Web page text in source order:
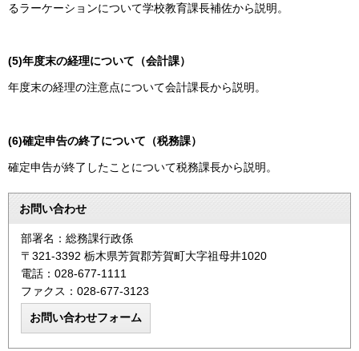
るラーケーションについて学校教育課長補佐から説明。
(5)年度末の経理について（会計課）
年度末の経理の注意点について会計課長から説明。
(6)確定申告の終了について（税務課）
確定申告が終了したことについて税務課長から説明。
お問い合わせ
部署名：総務課行政係
〒321-3392 栃木県芳賀郡芳賀町大字祖母井1020
電話：028-677-1111
ファクス：028-677-3123